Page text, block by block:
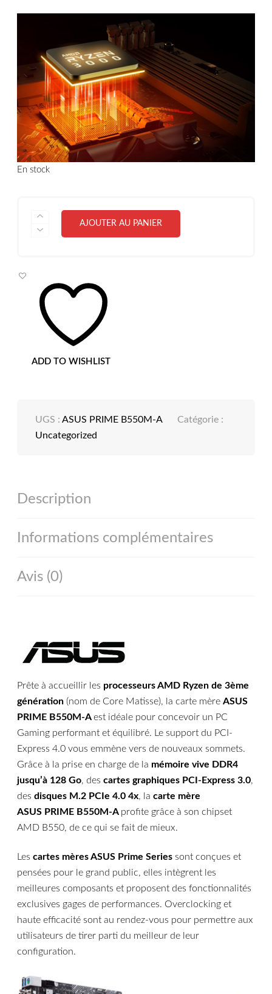
En stock
QUANTITÉ
AJOUTER AU PANIER
ADD TO WISHLIST
UGS :ASUS PRIME B550M-A
Catégorie :
Uncategorized
Description
Informations complémentaires
Avis (0)
Prête à accueillir les processeurs AMD Ryzen de 3ème
génération (nom de Core Matisse), la carte mèreASUS
PRIME B550M-Aest idéale pour concevoir un PC
Gaming performant et équilibré. Le support du PCI-
Express 4.0 vous emmène vers de nouveaux sommets.
Grâce à la prise en charge de la mémoire vive DDR4
jusqu’à 128 Go, descartes graphiques PCI-Express 3.0,
desdisques M.2 PCIe 4.0 4x, lacarte mère
ASUS PRIME B550M-A profite grâce à son chipset
AMD B550, de ce qui se fait de mieux.
Lescartes mères ASUS Prime Series sont conçues et
pensées pour le grand public, elles intègrent les
meilleures composants et proposent des fonctionnalités
exclusives gages de performances. Overclocking et
haute efficacité sont au rendez-vous pour permettre aux
utilisateurs de tirer parti du meilleur de leur
configuration.